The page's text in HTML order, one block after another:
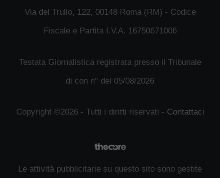
Via del Trullo, 122, 00148 Roma (RM) - Codice
Fiscale e Partita I.V.A. 16750671006
Testata Giornalistica registrata presso il Tribunale
di con n° del 05/08/2026
Copyright ©2026 - Tutti i diritti riservati - Contattaci
Le attività pubblicitarie su questo sito sono gestite